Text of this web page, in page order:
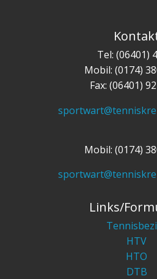
Tel: (06401)
Mobil: (0174)
Fax: (06401)
Mobil: (0174)
Links/
HTV
HTO
DTB